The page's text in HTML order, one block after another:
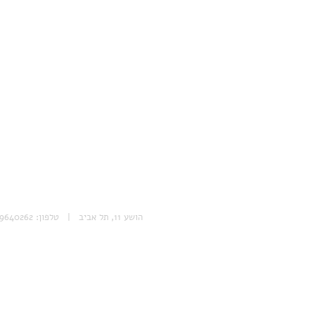
הושע 11, תל אביב | טלפון: 053-9640262